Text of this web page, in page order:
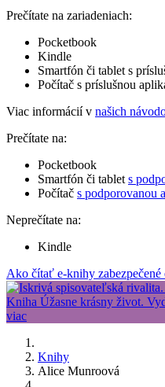
Prečítate na zariadeniach:
Pocketbook
Kindle
Smartfón či tablet s
Počítač s príslušnou
Viac informácií v našich
Prečítate na:
Pocketbook
Smartfón či tablet s
Počítač s podporovanou
Neprečítate na:
Kindle
Ako čítať e-knihy
Knihy
Alice Munroová